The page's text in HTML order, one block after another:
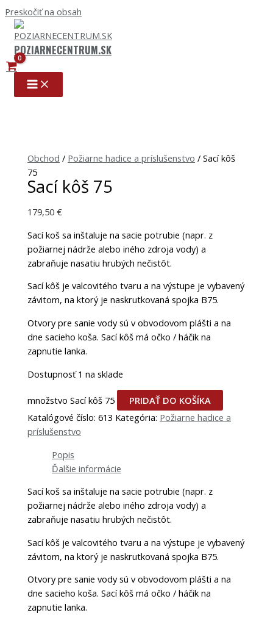
Preskočiť na obsah
POZIARNECENTRUM.SK
Obchod / Požiarne hadice a príslušenstvo / Sací kôš
75
Sací kôš 75
179,50€
Sací koš sa inštaluje na sacie potrubie (napr. z
požiarnej nádrže alebo iného zdroja vody) a
zabraňuje nasatiu hrubých nečistôt.
Sací kôš je valcovitého tvaru a na výstupe je vybavený
závitom, na ktorý je naskrutkovaná spojka B75.
Otvory pre sanie vody sú v obvodovom plášti a na
dne sacieho koša. Sací kôš má očko / háčik na
zapnutie lanka.
Dostupnosť 1 na sklade
množstvo Sací kôš 75
PRIDAŤ DO KOŠÍKA
Katalógové číslo:613 Kategória: Požiarne hadice a
príslušenstvo
Popis
Ďalšie informácie
Sací koš sa inštaluje na sacie potrubie (napr. z
požiarnej nádrže alebo iného zdroja vody) a
zabraňuje nasatiu hrubých nečistôt.
Sací kôš je valcovitého tvaru a na výstupe je vybavený
závitom, na ktorý je naskrutkovaná spojka B75.
Otvory pre sanie vody sú v obvodovom plášti a na
dne sacieho koša. Sací kôš má očko / háčik na
zapnutie lanka.